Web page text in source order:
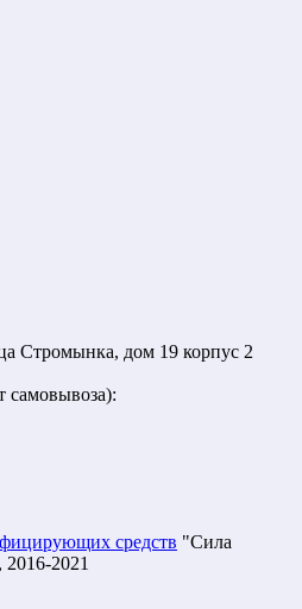
Стромынка, дом 19 корпус 2
самовывоза):
средств "Сила
2021